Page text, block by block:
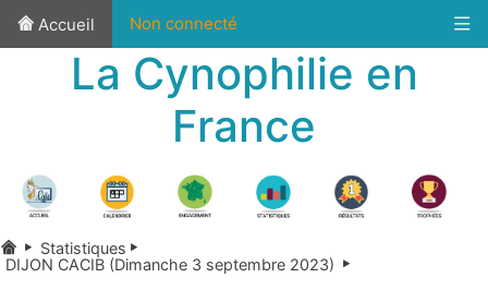
Accueil Non connecté
La Cynophilie en
France
Statistiques
DIJON CACIB (Dimanche 3 septembre 2023)